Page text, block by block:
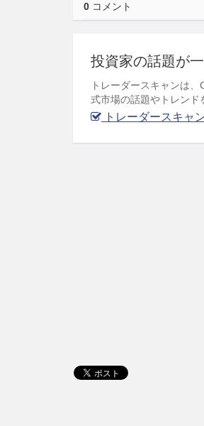
0 コメント
投資家の話題が
トレーダースキャンは
式市場の話題やトレンド
トレーダースキャ